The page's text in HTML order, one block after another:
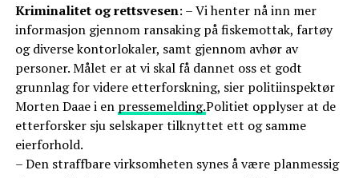
Kriminalitet og rettsvesen: – Vi henter nå inn mer
informasjon gjennom ransaking på fiskemottak, fartøy
og diverse kontorlokaler, samt gjennom avhør av
personer. Målet er at vi skal få dannet oss et godt
grunnlag for videre etterforskning, sier politiinspektør
Morten Daae i en pressemelding.Politiet opplyser at de
etterforsker sju selskaper tilknyttet ett og samme
eierforhold.
– Den straffbare virksomheten synes å være planmessig